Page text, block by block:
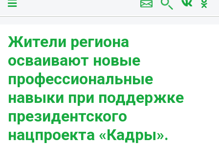
Жители региона
осваивают новые
профессиональные
навыки при поддержке
президентского
нацпроекта «Кадры».